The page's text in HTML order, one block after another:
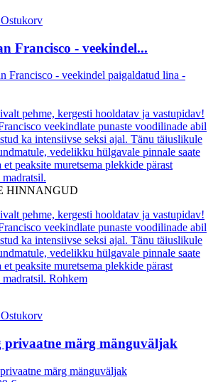
Ostukorv
Francisco - veekindel...
pehme, kergesti hooldatav ja vastupidav!
veekindlate punaste voodilinade abil
ka intensiivse seksi ajal. Tänu täiuslikule
vedelikku hülgavale pinnale saate
peaksite muretsema plekkide pärast
HINNANGUD
pehme, kergesti hooldatav ja vastupidav!
veekindlate punaste voodilinade abil
ka intensiivse seksi ajal. Tänu täiuslikule
vedelikku hülgavale pinnale saate
peaksite muretsema plekkide pärast
Rohkem
Ostukorv
privaatne märg mänguväljak